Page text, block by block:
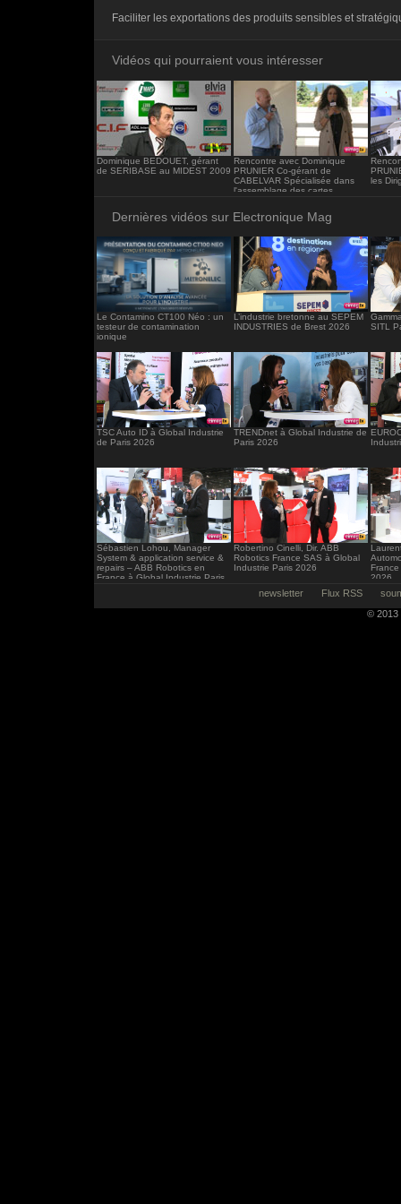
frameborder="0"></iframe>
Faciliter les exportations des produits sensibles et
Vidéos qui pourraient vous intéresser
Dominique BEDOUET, gérant
de SERIBASE au MIDEST 2009
Rencontre avec Dominique
PRUNIER Co-gérant de
CABELVAR Spécialisée dans
l'assemblage des cartes
les
Dernières vidéos sur Electronique Mag
Le Contamino CT100 Néo : un
testeur de contamination
ionique
L’industrie bretonne au SEPEM
INDUSTRIES de Brest 2026
SITL
TSC Auto ID à Global Industrie
de Paris 2026
TRENDnet à Global Industrie de
Paris 2026
Sébastien Lohou, Manager
System & application service &
repairs – ABB Robotics en
France à Global Industrie Paris
Robertino Cinelli, Dir. ABB
Robotics France SAS à Global
Industrie Paris 2026
2026
newsletter Flux RSS
© 2013